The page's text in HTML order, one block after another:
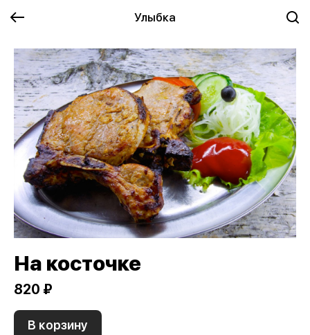
Улыбка
На косточке
820 ₽
В корзину